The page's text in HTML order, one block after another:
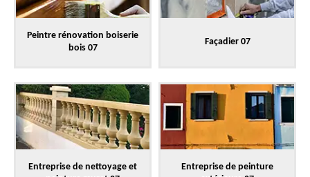
Peintre rénovation boiserie
bois 07
Façadier 07
Entreprise de nettoyage et
Entreprise de peinture